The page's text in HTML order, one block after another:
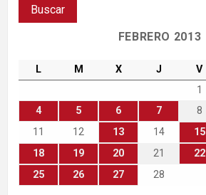
FEBRERO 2013
L M X J V
1
4
5 6 7 8
11
12 13 14 15
18
19 20 21 22
25
26 27 28